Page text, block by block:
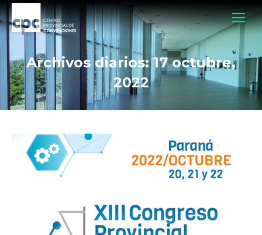
Archivos diarios:17 octubre,
2022